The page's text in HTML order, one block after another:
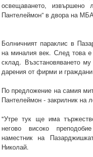
освещаването,
Пантелеймон” в двора на
Болничният параклис в
на миналия век. След това е
склад. Възстановяването
дарения от фирми и граждани
По предложение на самия
Пантелеймон - закрилник на
"Утре тук ще има
негово високо
наместник на
Николай.